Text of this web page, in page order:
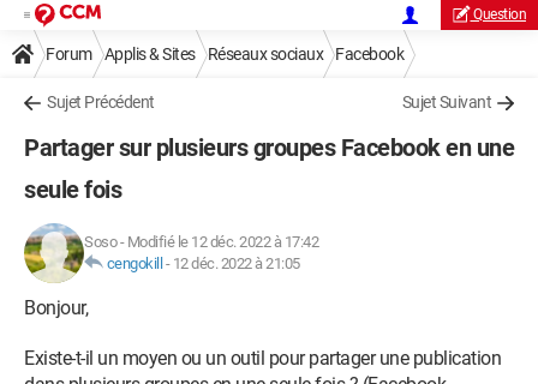
Question
Forum Applis & Sites Réseaux sociaux Facebook
Sujet Précédent Sujet Suivant
Partager sur plusieurs groupes Facebook en une
seule fois
Soso- Modifié le 12 déc. 2022 à 17:42
cengokill - 12 déc. 2022 à 21:05
Bonjour,
Existe-t-il un moyen ou un outil pour partager une publication